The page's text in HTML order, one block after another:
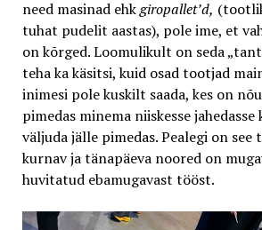
need masinad ehkgiropallet’d,
tuhat pudelit aastas), pole ime, et
on kõrged. Loomulikult on seda
teha ka käsitsi, kuid osad tootjad
inimesi pole kuskilt saada, kes on
pimedas minema niiskesse
väljuda jälle pimedas. Pealegi on see
kurnav ja tänapäeva noored on
huvitatud ebamugavast tööst.